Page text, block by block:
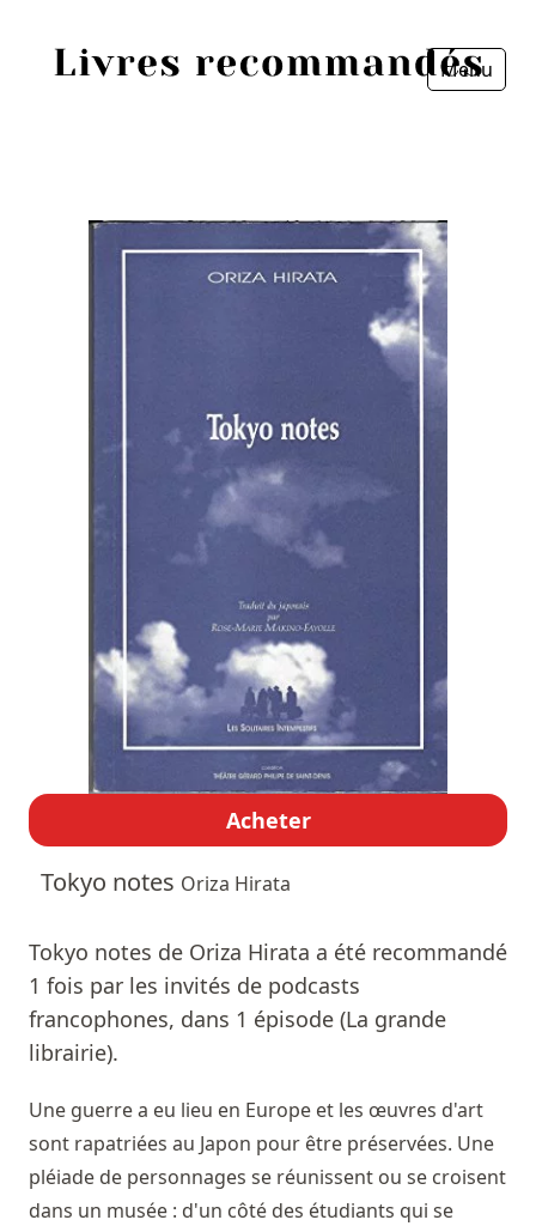
Menu
Acheter
Tokyo notes Oriza Hirata
Tokyo notes de Oriza Hirata a été recommandé
1 fois par les invités de podcasts
francophones, dans 1 épisode (La grande
librairie).
Une guerre a eu lieu en Europe et les œuvres d'art
sont rapatriées au Japon pour être préservées. Une
pléiade de personnages se réunissent ou se croisent
dans un musée : d'un côté des étudiants qui se
Livres les plus recommandés
Prix littéraires
Fermer